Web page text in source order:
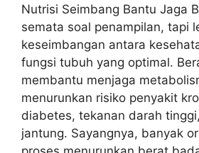
Nutrisi Seimbang Bantu Jaga
semata soal penampilan, tapi
keseimbangan antara
fungsi tubuh yang optimal.
membantu menjaga
menurunkan risiko penyakit
diabetes, tekanan darah
jantung. Sayangnya, banyak